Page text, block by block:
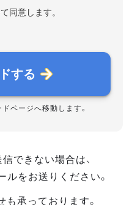
同意します。
する
ページへ移動します。
できない場合は、
ルをお送りください。
承っております。